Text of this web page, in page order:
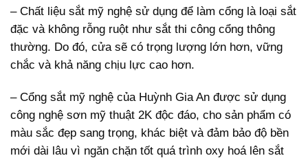
– Chất liệu sắt mỹ nghệ sử dụng để làm cổng là loại sắt
đặc và không rỗng ruột như sắt thi công cổng thông
thường. Do đó, cửa sẽ có trọng lượng lớn hơn, vững
chắc và khả năng chịu lực cao hơn.
– Cổng sắt mỹ nghệ của Huỳnh Gia An được sử dụng
công nghệ sơn mỹ thuật 2K độc đáo, cho sản phẩm có
màu sắc đẹp sang trọng, khác biệt và đảm bảo độ bền
mới dài lâu vì ngăn chặn tốt quá trình oxy hoá lên sắt